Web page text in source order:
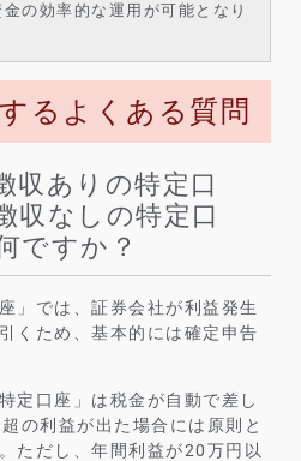
の効率的な運用が可能となり
るよくある質問
収ありの特定口
収なしの特定口
ですか？
」では、証券会社が利益発生
くため、基本的には確定申告
定口座」は税金が自動で差し
の利益が出た場合には原則と
ただし、年間利益が20万円以